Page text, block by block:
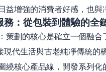
益增強的消費者好感，也與
務：從包裝到體驗的全
：策劃的核心是確立一個融
現代生活與古老純凈傳統的
繞核心產品線，開發系列